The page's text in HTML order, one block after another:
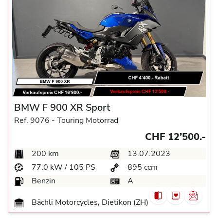
BMW F 900 XR Sport
Ref. 9076 - Touring Motorrad
CHF 12’500.-
200 km
13.07.2023
77.0 kW / 105 PS
895 ccm
Benzin
A
Bächli Motorcycles, Dietikon (ZH)